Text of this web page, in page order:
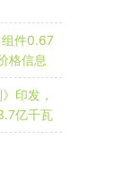
组件0.67
格信息
印发，
亿千瓦